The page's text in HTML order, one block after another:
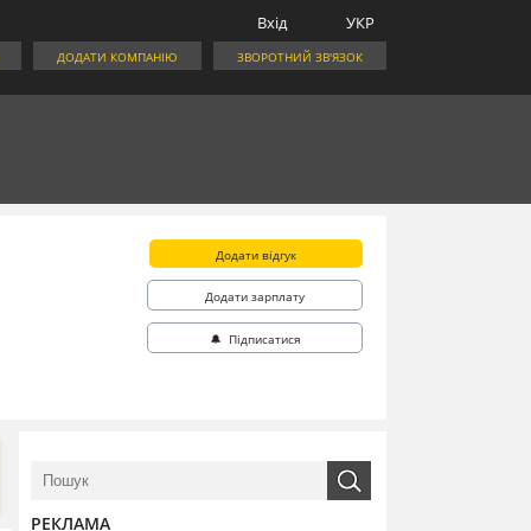
УКР
Вхід
ЗВОРОТНИЙ ЗВ'ЯЗОК
ДОДАТИ КОМПАНІЮ
Додати відгук
Додати зарплату
🔔 Підписатися
РЕКЛАМА